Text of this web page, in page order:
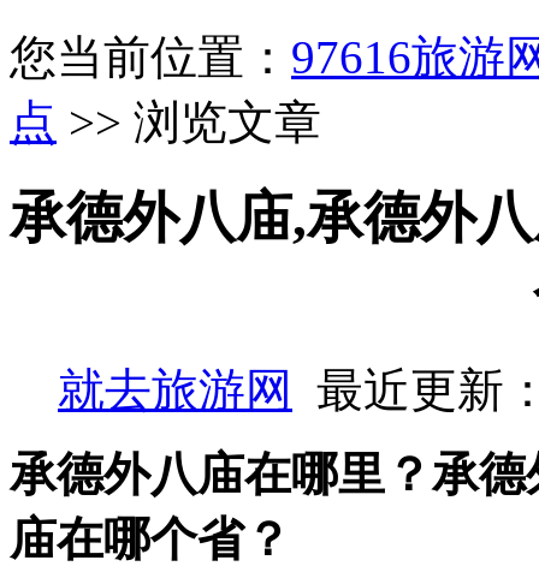
您当前位置： 97616旅游
点 >> 浏览文章
承德外八庙,承德外
就去旅游网
最近更新
承德外八庙在哪里？承
庙在哪个省？